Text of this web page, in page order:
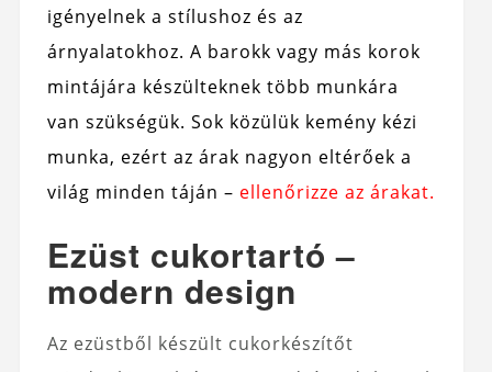
igényelnek a stílushoz és az
árnyalatokhoz. A barokk vagy más korok
mintájára készülteknek több munkára
van szükségük. Sok közülük kemény kézi
munka, ezért az árak nagyon eltérőek a
világ minden táján – ellenőrizze az árakat.
Ezüst cukortartó –
modern design
Az ezüstből készült cukorkészítőt